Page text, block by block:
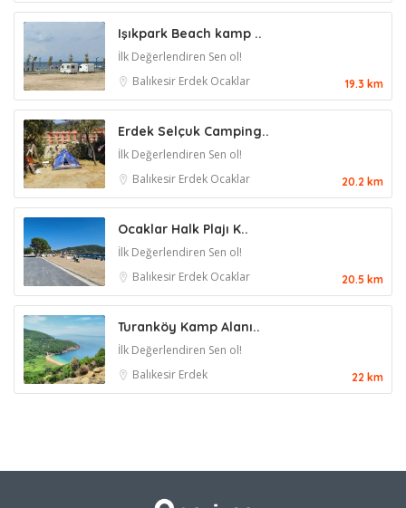
Işıkpark Beach kamp ..
İlk Değerlendiren Sen ol!
Balıkesir Erdek Ocaklar 19.3 km
Erdek Selçuk Camping..
İlk Değerlendiren Sen ol!
Balıkesir Erdek Ocaklar 20.2 km
Ocaklar Halk Plajı K..
İlk Değerlendiren Sen ol!
Balıkesir Erdek Ocaklar 20.5 km
Turanköy Kamp Alanı..
İlk Değerlendiren Sen ol!
Balıkesir Erdek 22 km